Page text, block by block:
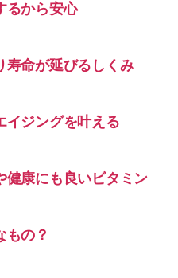
るから安心
寿命が延びるしくみ
イジングを叶える
健康にも良いビタミン
もの？